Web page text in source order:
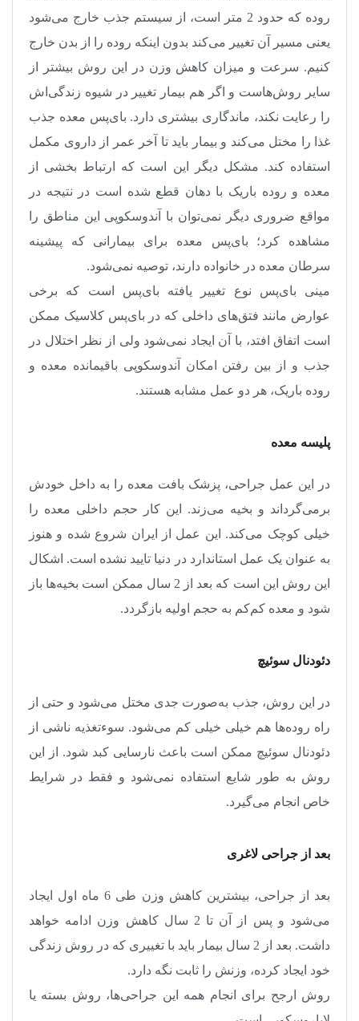
روده که حدود 2 متر است، از سیستم جذب خارج می‌شود
یعنی مسیر آن تغییر می‌کند بدون اینکه روده را از بدن خارج
کنیم. سرعت و میزان کاهش وزن در این روش بیشتر از
سایر روش‌هاست و اگر هم بیمار تغییر در شیوه زندگی‌اش
را رعایت نکند، ماندگاری بیشتری دارد. بای‌پس معده جذب
غذا را مختل می‌کند و بیمار باید تا آخر عمر از داروی مکمل
استفاده کند. مشکل دیگر این است که ارتباط بخشی از
معده و روده باریک با دهان قطع شده است در نتیجه در
مواقع ضروری دیگر نمی‌توان با آندوسکوپی این مناطق را
مشاهده کرد؛ بای‌پس معده برای بیمارانی که پیشینه
سرطان معده در خانواده دارند، توصیه نمی‌شود.
مینی ‌بای‌پس نوع تغییر یافته بای‌پس است که برخی
عوارض مانند فتق‌های داخلی که در بای‌پس کلاسیک ممکن
است اتفاق افتد، با آن ایجاد نمی‌شود ولی از نظر اختلال در
جذب و از بین رفتن امکان آندوسکوپی باقیمانده معده و
روده باریک، هر دو عمل مشابه هستند.
پلیسه معده
در این عمل جراحی، پزشک بافت معده را به داخل خودش
برمی‌گرداند و بخیه می‌زند. این کار حجم داخلی معده را
خیلی کوچک می‌کند. این عمل از ایران شروع شده و هنوز
به عنوان یک عمل استاندارد در دنیا تایید نشده است. اشکال
این روش این است که بعد از 2 سال ممکن است بخیه‌
ها باز
شود و معده کم‌کم به حجم اولیه بازگردد.
دئودنال سوئیچ
در این روش، جذب به‌صورت جدی مختل می‌شود و حتی از
راه روده‌ها هم خیلی خیلی کم می‌‍‌شود. سوءتغذیه ناشی از
دئودنال سوئیچ ممکن است باعث نارسایی کبد شود. از این
روش به طور شایع استفاده نمی‌شود و فقط در شرایط
خاص انجام می‌گیرد.
بعد از جراحی لاغری
بعد از جراحی، بیشترین کاهش وزن طی 6 ماه اول ایجاد
می‌شود و پس از آن تا 2 سال کاهش وزن ادامه خواهد
داشت. بعد از 2 سال بیمار باید با تغییری که در روش زندگی
خود ایجاد کرده، وزنش را ثابت نگه دارد.
روش ارجح برای انجام همه این جراحی‌ها، روش بسته یا